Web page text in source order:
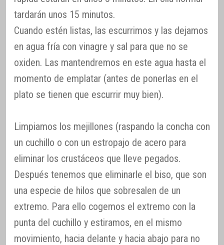
tardarán unos 15 minutos.
Cuando estén listas, las escurrimos y las dejamos
en agua fría con vinagre y sal para que no se
oxiden. Las mantendremos en este agua hasta el
momento de emplatar (antes de ponerlas en el
plato se tienen que escurrir muy bien).
Limpiamos los mejillones (raspando la concha con
un cuchillo o con un estropajo de acero para
eliminar los crustáceos que lleve pegados.
Después tenemos que eliminarle el biso, que son
una especie de hilos que sobresalen de un
extremo. Para ello cogemos el extremo con la
punta del cuchillo y estiramos, en el mismo
movimiento, hacia delante y hacia abajo para no